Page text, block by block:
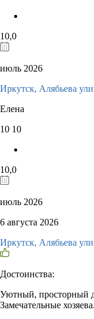
10,0
июль 2026
Иркутск, Алябьева
Елена
10 10
10,0
июль 2026
6 августа 2026
Иркутск, Алябьева
Достоинства:
Уютный, просторный
Замечательные